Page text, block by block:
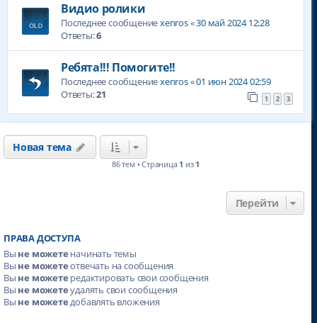
Видио ролики
Последнее сообщениеxenros«30 май 2024 12:28
Ответы:6
Ребята!!! Помогите!!
Последнее сообщениеxenros«01 июн 2024 02:59
Ответы:21 1 2 3
Новая тема
86 тем • Страница 1 из 1
Перейти
ПРАВА ДОСТУПА
Вы не можете начинать темы
Вы не можетеотвечать на сообщения
Вы не можете редактировать свои сообщения
Вы не можетеудалять свои сообщения
Вы не можете добавлять вложения